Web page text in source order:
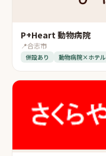
P+Heart 動物病院
📍合志市
併設あり 動物病院×ホテル